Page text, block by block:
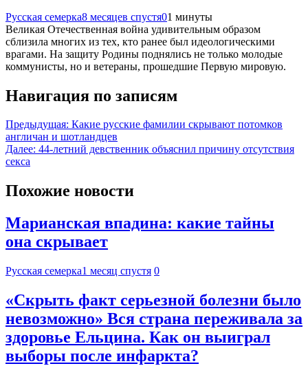
Русская семерка8 месяцев спустя01 минуты
Великая Отечественная война удивительным образом
сблизила многих из тех, кто ранее был идеологическими
врагами. На защиту Родины поднялись не только молодые
коммунисты, но и ветераны, прошедшие Первую мировую.
Навигация по записям
Предыдущая: Какие русские фамилии скрывают потомков
англичан и шотландцев
Далее: 44-летний девственник объяснил причину отсутствия
секса
Похожие новости
Марианская впадина: какие тайны
она скрывает
Русская семерка1 месяц спустя 0
«Скрыть факт серьезной болезни было
невозможно» Вся страна переживала за
здоровье Ельцина. Как он выиграл
выборы после инфаркта?